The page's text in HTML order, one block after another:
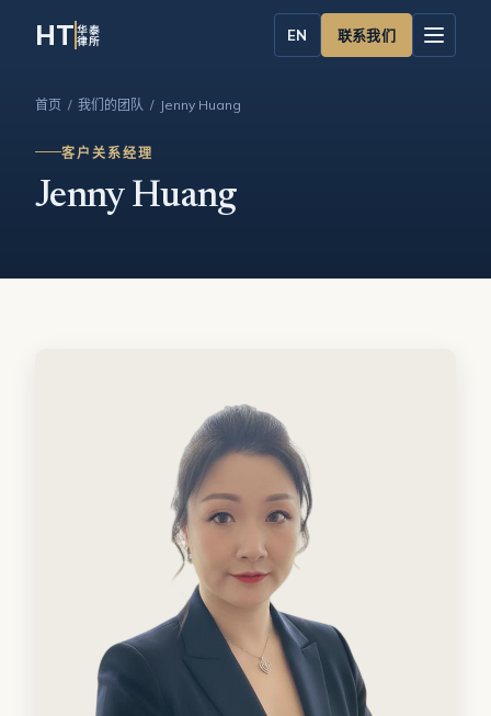
HT 华泰
律所
EN 联系我们
首页 / 我们的团队 / Jenny Huang
客户关系经理
Jenny Huang